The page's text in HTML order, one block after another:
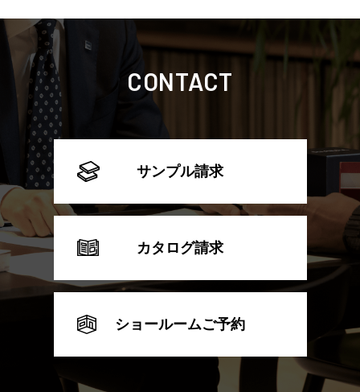
CONTACT
サンプル請求
カタログ請求
ショールームご予約